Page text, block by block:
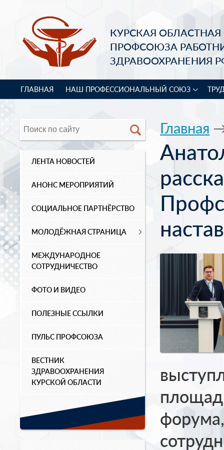
КУРСКАЯ
ПРОФСОЮЗА
ЗДРАВООХРАНЕНИЯ
ГЛАВНАЯ НАШ ПРОФЕССИОНАЛЬНЫЙ СОЮЗ
ЛЕНТА НОВОСТЕЙ
АНОНС МЕРОПРИЯТИЙ
СОЦИАЛЬНОЕ ПАРТНЁРСТВО
МОЛОДЁЖНАЯ СТРАНИЦА
МЕЖДУНАРОДНОЕ
СОТРУДНИЧЕСТВО
ФОТО И ВИДЕО
ПОЛЕЗНЫЕ ССЫЛКИ
ПУЛЬС ПРОФСОЮЗА
ВЕСТНИК
ЗДРАВООХРАНЕНИЯ
КУРСКОЙ ОБЛАСТИ
Главная